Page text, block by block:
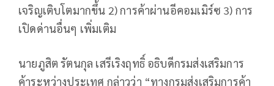
เจริญเติบโตมากขึ้น 2) การค้าผ่านอีคอมเมิร์ซ 3) การ
เปิดด่านอื่นๆ เพิ่มเติม
นายภูสิต รัตนกุล เสรีเริงฤทธิ์ อธิบดีกรมส่งเสริมการ
ค้าระหว่างประเทศ กล่าวว่า “ทางกรมส่งเสริมการค้า